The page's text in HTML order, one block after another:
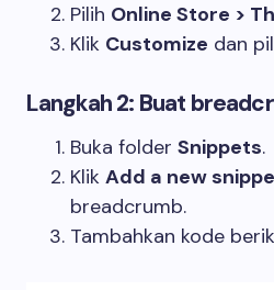
Pilih Online Store >
Klik Customize dan
Langkah 2: Buat
Buka folder Snippets.
Klik Add a new
breadcrumb.
Tambahkan kode